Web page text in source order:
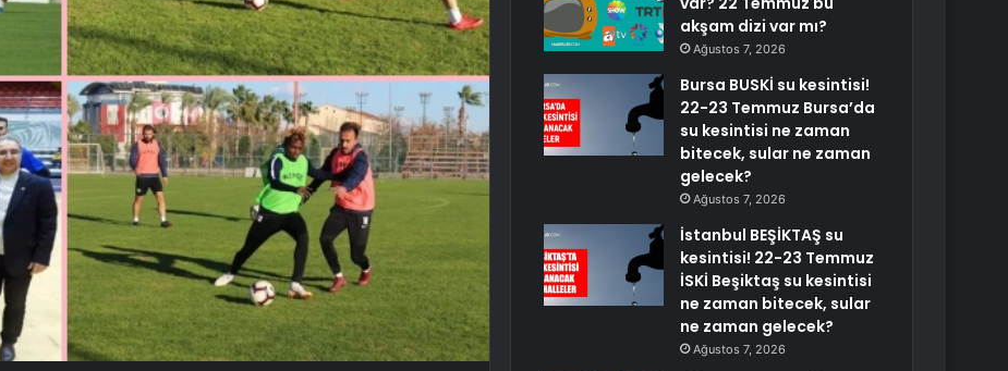
akşam dizi var mı?
Ağustos 7, 2026
Bursa BUSKİ su kesintisi!
22-23 Temmuz Bursa’da
su kesintisi ne zaman
bitecek, sular ne zaman
gelecek?
Ağustos 7, 2026
İstanbul BEŞİKTAŞ su
kesintisi! 22-23 Temmuz
İSKİ Beşiktaş su kesintisi
ne zaman bitecek, sular
ne zaman gelecek?
Ağustos 7, 2026